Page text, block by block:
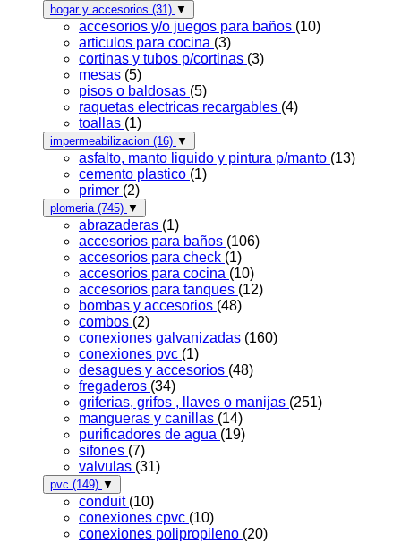
hogar y accesorios (31) ▼
accesorios y/o juegos para baños (10)
articulos para cocina (3)
cortinas y tubos p/cortinas (3)
mesas (5)
pisos o baldosas (5)
raquetas electricas recargables (4)
toallas (1)
impermeabilizacion (16) ▼
asfalto, manto liquido y pintura p/manto (13)
cemento plastico (1)
primer (2)
plomeria (745) ▼
abrazaderas (1)
accesorios para baños (106)
accesorios para check (1)
accesorios para cocina (10)
accesorios para tanques (12)
bombas y accesorios (48)
combos (2)
conexiones galvanizadas (160)
conexiones pvc (1)
desagues y accesorios (48)
fregaderos (34)
griferias, grifos , llaves o manijas (251)
mangueras y canillas (14)
purificadores de agua (19)
sifones (7)
valvulas (31)
pvc (149) ▼
conduit (10)
conexiones cpvc (10)
conexiones polipropileno (20)